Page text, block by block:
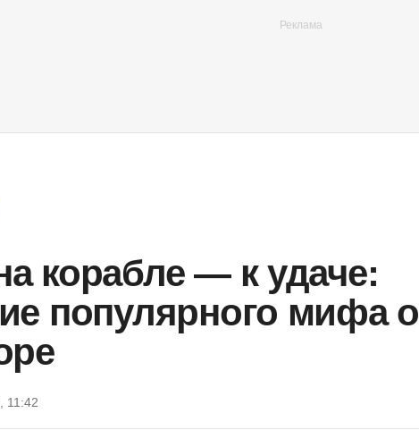
корабле — к удаче:
популярного мифа о
11:42